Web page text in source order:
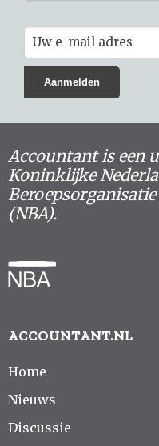
Accountant is een
Koninklijke
(NBA).
ACCOUNTANT.NL
Home
Nieuws
Discussie